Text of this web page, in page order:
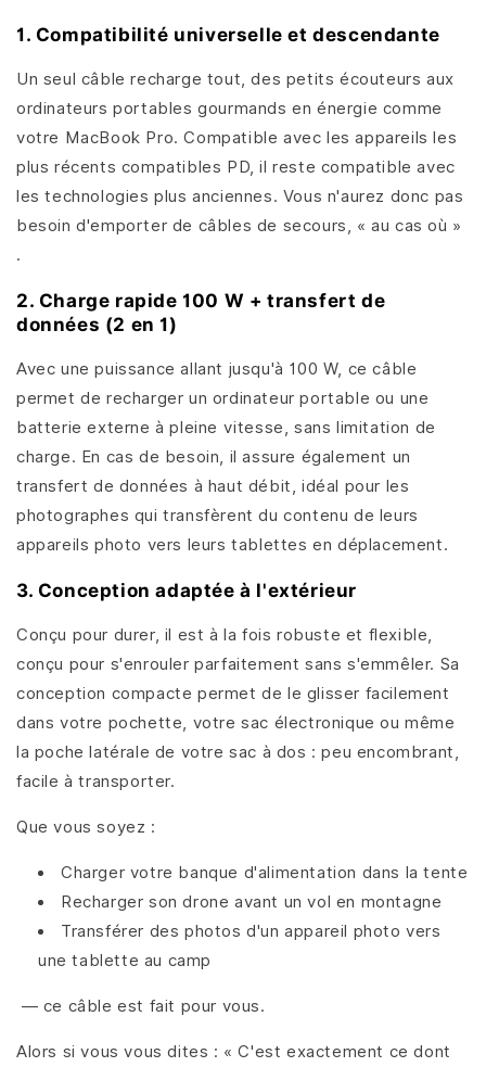
1. Compatibilité universelle et descendante
Un seul câble recharge tout, des petits écouteurs aux
ordinateurs portables gourmands en énergie comme
votre MacBook Pro. Compatible avec les appareils les
plus récents compatibles PD, il reste compatible avec
les technologies plus anciennes. Vous n'aurez donc pas
besoin d'emporter de câbles de secours, « au cas où »
.
2. Charge rapide 100 W + transfert de
données (2 en 1)
Avec une puissance allant jusqu'à 100 W, ce câble
permet de recharger un ordinateur portable ou une
batterie externe à pleine vitesse, sans limitation de
charge. En cas de besoin, il assure également un
transfert de données à haut débit, idéal pour les
photographes qui transfèrent du contenu de leurs
appareils photo vers leurs tablettes en déplacement.
3. Conception adaptée à l'extérieur
Conçu pour durer, il est à la fois robuste et flexible,
conçu pour s'enrouler parfaitement sans s'emmêler. Sa
conception compacte permet de le glisser facilement
dans votre pochette, votre sac électronique ou même
la poche latérale de votre sac à dos : peu encombrant,
facile à transporter.
Que vous soyez :
Charger votre banque d'alimentation dans la tente
Recharger son drone avant un vol en montagne
Transférer des photos d'un appareil photo vers
une tablette au camp
— ce câble est fait pour vous.
Alors si vous vous dites : « C'est exactement ce dont